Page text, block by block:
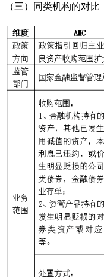
（三）同类机构的对比